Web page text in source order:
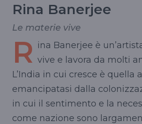
Rina Banerjee
Le materie vive
R ina Banerjee è
vive e lavora da molti
L’India in cui cresce è quella
emancipatasi dalla
in cui il sentimento e la
come nazione sono